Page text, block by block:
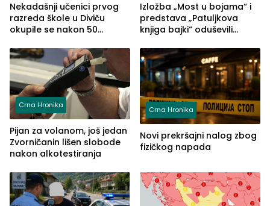
Nekadašnji učenici prvog
razreda škole u Diviču
okupile se nakon 50
Pašić im održao čas
(FOTO)
Izložba „Most u bojama“ i
predstava „Patuljkova
knjiga bajki“ oduševili
Crna Hronika
Pijan za volanom, još jedan
Zvorničanin lišen slobode
nakon alkotestiranja
Crna Hronika
Novi prekršajni nalog zbog
fizičkog napada